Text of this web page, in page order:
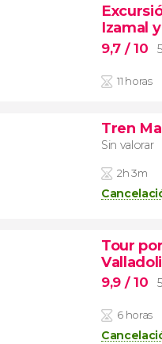
Izamal
9,7 / 10
11 horas
Tren
Sin valorar
2h 3m
Tour
9,9 / 10
6 horas